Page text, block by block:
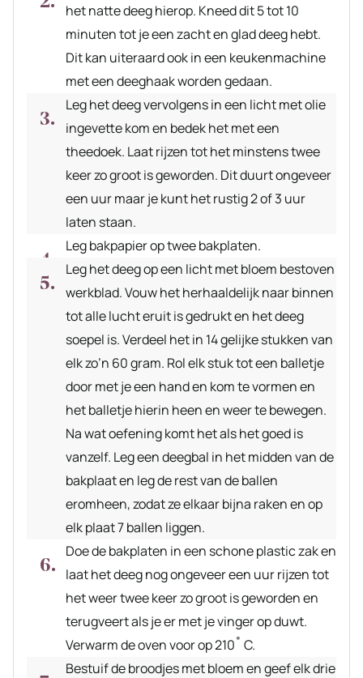
het natte deeg hierop. Kneed dit 5 tot 10
minuten tot je een zacht en glad deeg hebt.
Dit kan uiteraard ook in een keukenmachine
met een deeghaak worden gedaan.
Leg het deeg vervolgens in een licht met olie
ingevette kom en bedek het met een
theedoek. Laat rijzen tot het minstens twee
keer zo groot is geworden. Dit duurt ongeveer
een uur maar je kunt het rustig 2 of 3 uur
laten staan.
Leg bakpapier op twee bakplaten.
Leg het deeg op een licht met bloem bestoven
werkblad. Vouw het herhaaldelijk naar binnen
tot alle lucht eruit is gedrukt en het deeg
soepel is. Verdeel het in 14 gelijke stukken van
elk zo’n 60 gram. Rol elk stuk tot een balletje
door met je een hand en kom te vormen en
het balletje hierin heen en weer te bewegen.
Na wat oefening komt het als het goed is
vanzelf. Leg een deegbal in het midden van de
bakplaat en leg de rest van de ballen
eromheen, zodat ze elkaar bijna raken en op
elk plaat 7 ballen liggen.
Doe de bakplaten in een schone plastic zak en
laat het deeg nog ongeveer een uur rijzen tot
het weer twee keer zo groot is geworden en
terugveert als je er met je vinger op duwt.
Verwarm de oven voor op 210˚ C.
Bestuif de broodjes met bloem en geef elk drie